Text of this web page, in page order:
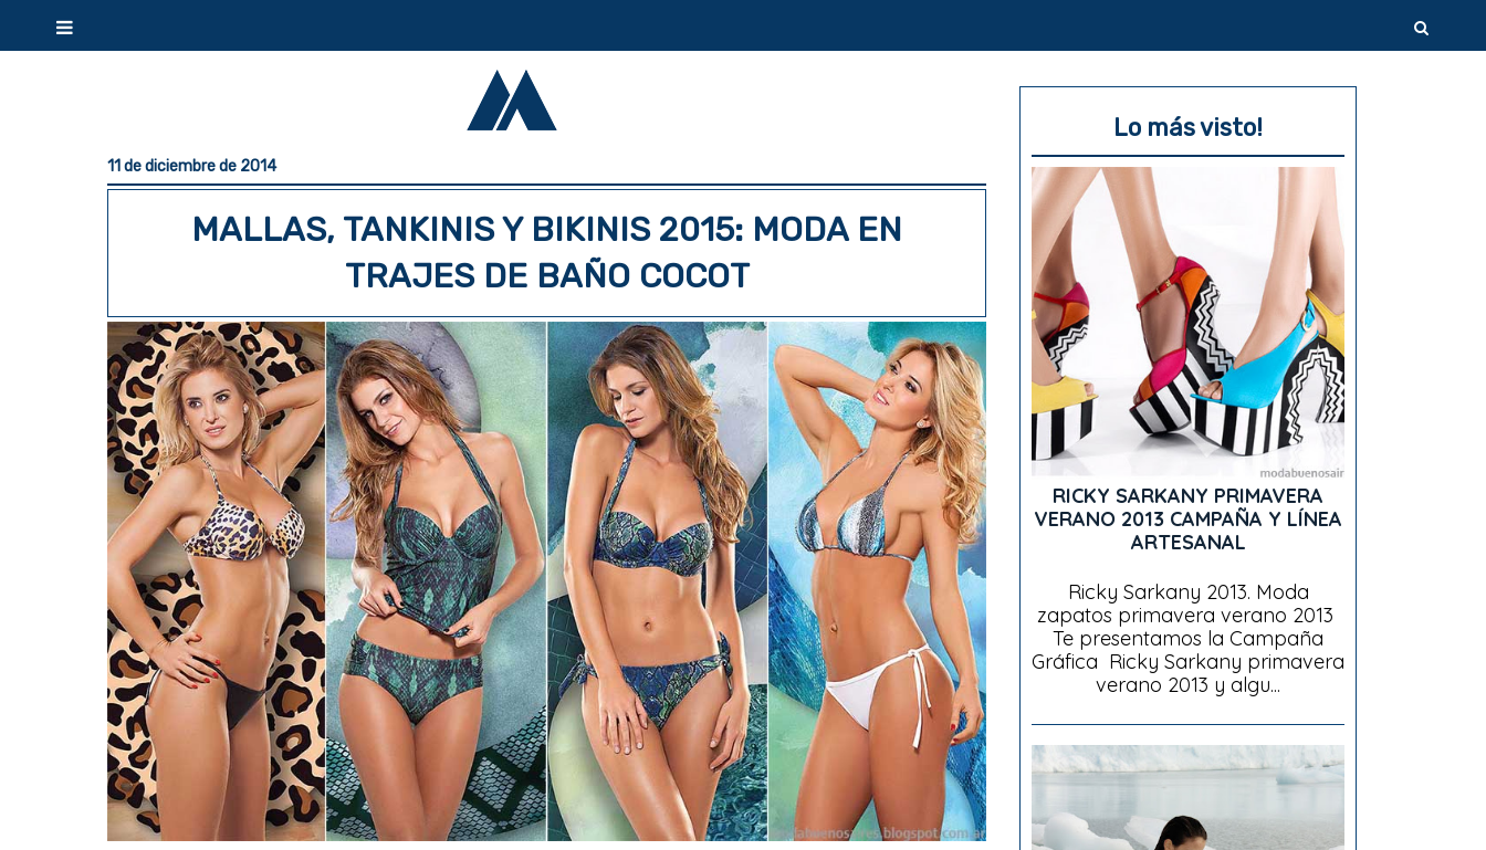
11 de diciembre de 2014
MALLAS, TANKINIS Y BIKINIS 2015: MODA EN
TRAJES DE BAÑO COCOT
Lo más visto!
RICKY SARKANY PRIMAVERA
VERANO 2013 CAMPAÑA Y LÍNEA
ARTESANAL
Ricky Sarkany 2013. Moda
zapatos primavera verano 2013
Te presentamos la Campaña
Gráfica Ricky Sarkany primavera
verano 2013 y algu...